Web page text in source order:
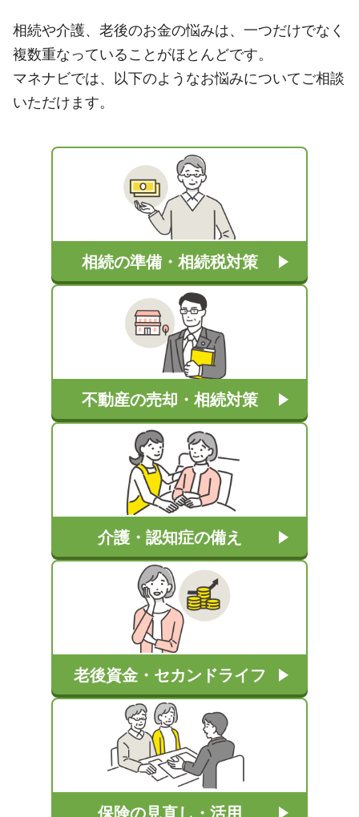
相続や介護、老後のお金の悩みは、一つだけでなく
複数重なっていることがほとんどです。
マネナビでは、以下のようなお悩みについてご相談
いただけます。
相続の準備・相続税対策
不動産の売却・相続対策
介護・認知症の備え
老後資金・セカンドライフ
保険の見直し・活用